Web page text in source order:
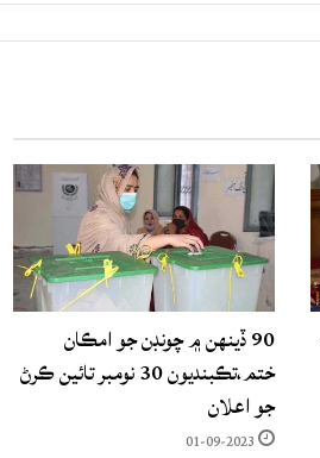
90 ڏينهن ۾ چونڊن جو امڪان
ختم،تڪبنديون 30 نومبر تائين ڪرڻ
جو اعلان
01-09-2023